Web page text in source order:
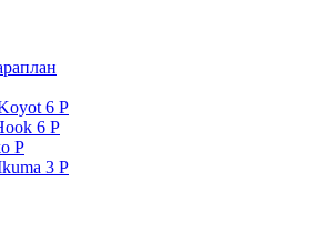
6 P
6 P
P
3 P